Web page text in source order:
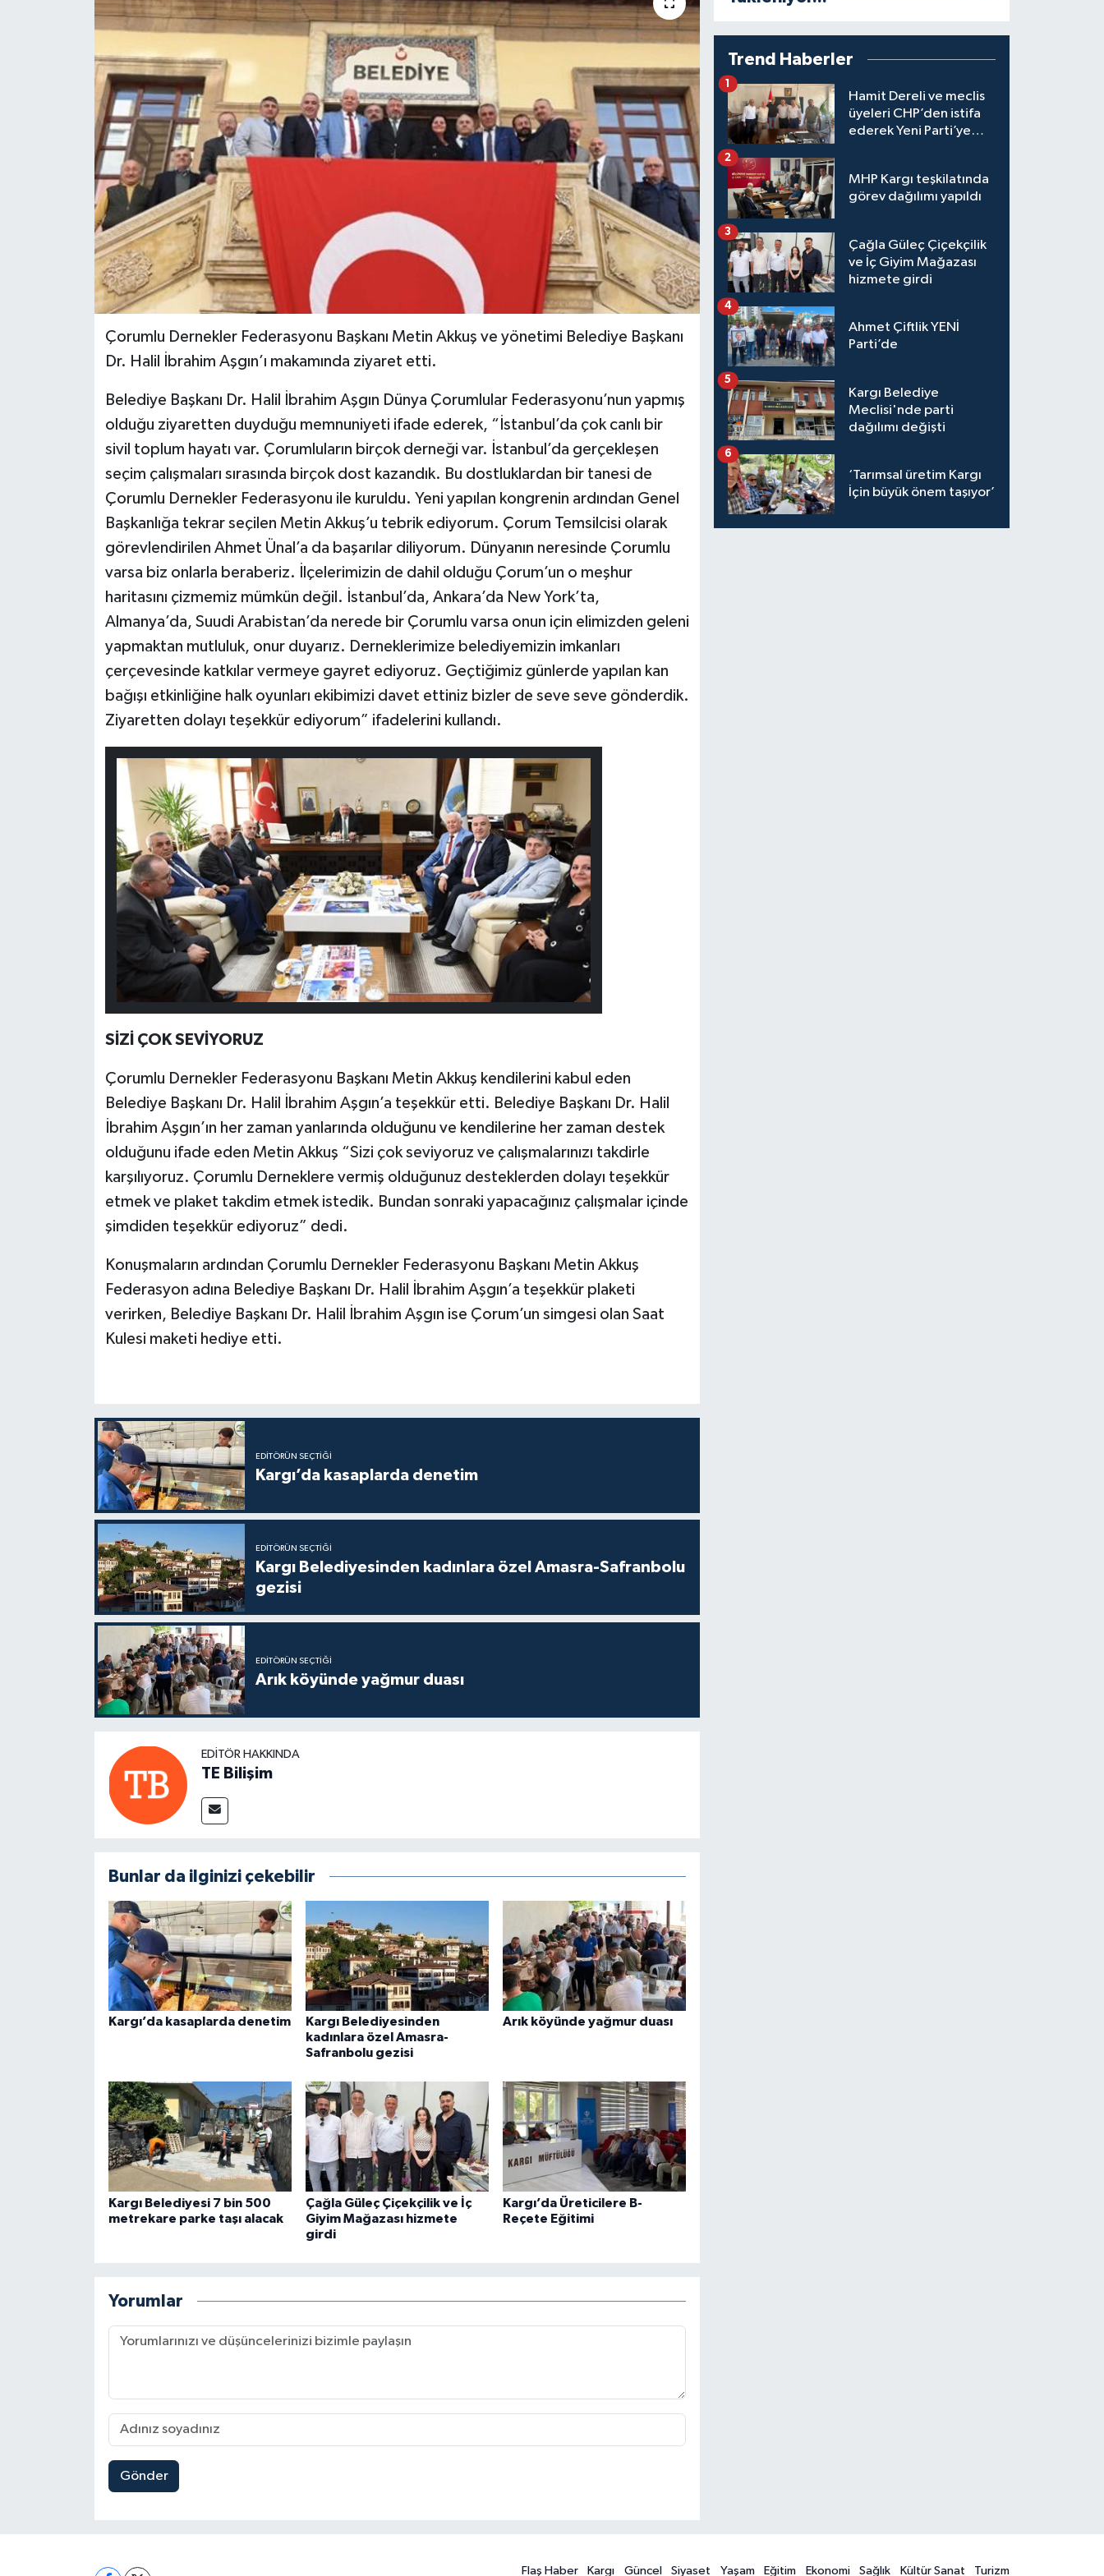
Çorumlu Dernekler Federasyonu Başkanı Metin Akkuş ve yönetimi Belediye Başkanı
Dr. Halil İbrahim Aşgın’ı makamında ziyaret etti.
Belediye Başkanı Dr. Halil İbrahim Aşgın Dünya Çorumlular Federasyonu’nun yapmış
olduğu ziyaretten duyduğu memnuniyeti ifade ederek, “İstanbul’da çok canlı bir
sivil toplum hayatı var. Çorumluların birçok derneği var. İstanbul’da gerçekleşen
seçim çalışmaları sırasında birçok dost kazandık. Bu dostluklardan bir tanesi de
Çorumlu Dernekler Federasyonu ile kuruldu. Yeni yapılan kongrenin ardından Genel
Başkanlığa tekrar seçilen Metin Akkuş’u tebrik ediyorum. Çorum Temsilcisi olarak
görevlendirilen Ahmet Ünal’a da başarılar diliyorum. Dünyanın neresinde Çorumlu
varsa biz onlarla beraberiz. İlçelerimizin de dahil olduğu Çorum’un o meşhur
haritasını çizmemiz mümkün değil. İstanbul’da, Ankara’da New York’ta,
Almanya’da, Suudi Arabistan’da nerede bir Çorumlu varsa onun için elimizden geleni
yapmaktan mutluluk, onur duyarız. Derneklerimize belediyemizin imkanları
çerçevesinde katkılar vermeye gayret ediyoruz. Geçtiğimiz günlerde yapılan kan
bağışı etkinliğine halk oyunları ekibimizi davet ettiniz bizler de seve seve gönderdik.
Ziyaretten dolayı teşekkür ediyorum” ifadelerini kullandı.
SİZİ ÇOK SEVİYORUZ
Çorumlu Dernekler Federasyonu Başkanı Metin Akkuş kendilerini kabul eden
Belediye Başkanı Dr. Halil İbrahim Aşgın’a teşekkür etti. Belediye Başkanı Dr. Halil
İbrahim Aşgın’ın her zaman yanlarında olduğunu ve kendilerine her zaman destek
olduğunu ifade eden Metin Akkuş “Sizi çok seviyoruz ve çalışmalarınızı takdirle
karşılıyoruz. Çorumlu Derneklere vermiş olduğunuz desteklerden dolayı teşekkür
etmek ve plaket takdim etmek istedik. Bundan sonraki yapacağınız çalışmalar içinde
şimdiden teşekkür ediyoruz” dedi.
Konuşmaların ardından Çorumlu Dernekler Federasyonu Başkanı Metin Akkuş
Federasyon adına Belediye Başkanı Dr. Halil İbrahim Aşgın’a teşekkür plaketi
verirken, Belediye Başkanı Dr. Halil İbrahim Aşgın ise Çorum’un simgesi olan Saat
Kulesi maketi hediye etti.
EDITÖRÜN SEÇTIĞI
Kargı’da kasaplarda denetim
EDITÖRÜN SEÇTIĞI
Kargı Belediyesinden kadınlara özel Amasra-Safranbolu
gezisi
EDITÖRÜN SEÇTIĞI
Arık köyünde yağmur duası
EDITÖR HAKKINDA
TE Bilişim
Bunlar da ilginizi çekebilir
Kargı’da kasaplarda denetim
Kargı Belediyesinden
kadınlara özel Amasra-
Safranbolu gezisi
Arık köyünde yağmur duası
Kargı Belediyesi 7 bin 500
metrekare parke taşı alacak
Çağla Güleç Çiçekçilik ve İç
Giyim Mağazası hizmete
girdi
Kargı’da Üreticilere B-
Reçete Eğitimi
Yorumlar
Gönder
Trend Haberler
Hamit Dereli ve meclis
üyeleri CHP’den istifa
ederek Yeni Parti’ye
1
MHP Kargı teşkilatında
görev dağılımı yapıldı
2
Çağla Güleç Çiçekçilik
ve İç Giyim Mağazası
hizmete girdi
3
Ahmet Çiftlik YENİ
Parti’de
4
Kargı Belediye
Meclisi'nde parti
dağılımı değişti
5
‘Tarımsal üretim Kargı
İçin büyük önem taşıyor’
6
Flaş Haber Kargı Güncel Siyaset Yaşam Eğitim Ekonomi Sağlık Kültür Sanat Turizm